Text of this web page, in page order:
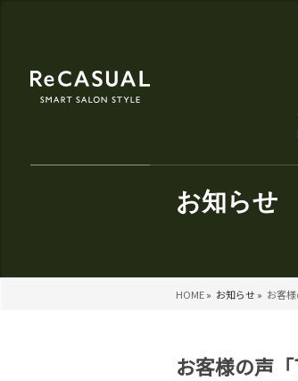
お知らせ
HOME» お知らせ » お客
お客様の声